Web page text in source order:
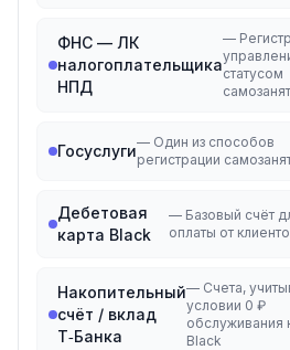
ФНС — ЛК
налогоплательщика
НПД
—
статусом
Госуслуги— Один из способов
регистрации
Дебетовая
карта Black
— Базовый счёт
оплаты от
Накопительный
счёт / вклад
Т‑Банка
— Счета,
условии 0 ₽
обслуживания
Black